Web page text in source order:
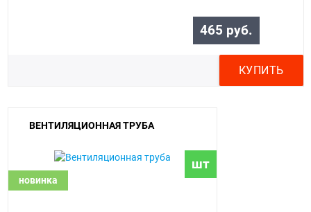
465 руб.
КУПИТЬ
новинка
ВЕНТИЛЯЦИОННАЯ ТРУБА
шт